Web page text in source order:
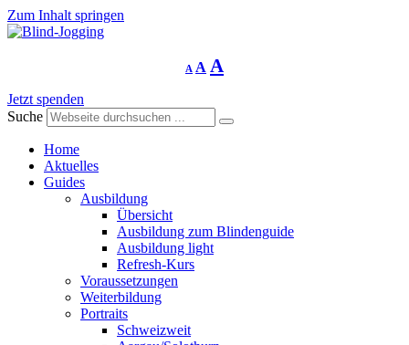
Zum Inhalt springen
A
Schriftgrösse
verringern
A Schriftgrösse
zurücksetzen
A
Jetzt spenden
Suche
Home
Aktuelles
Guides
Ausbildung
Übersicht
Ausbildung zum Blindenguide
Ausbildung light
Refresh-Kurs
Voraussetzungen
Weiterbildung
Portraits
Schweizweit